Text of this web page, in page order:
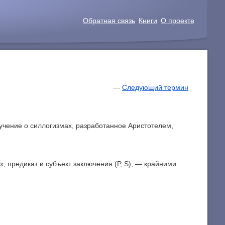
Обратная связь Книги О проекте
—Следующий термин
о силлогизмах, разработанное Аристотелем,
предикат и субъект заключения (Р, S), — крайними.